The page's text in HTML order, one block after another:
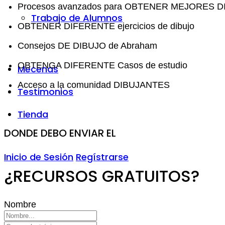
Trabajo de Alumnos
Mecenas
Testimonios
Tienda
Inicio de Sesión Regístrarse
Procesos avanzados para OBTENER MEJORES
OBTENER DIFERENTE ejercicios de dibujo
Consejos DE DIBUJO de Abraham
OBTENGA DIFERENTE Casos de estudio
Acceso a la comunidad DIBUJANTES
DONDE DEBO ENVIAR EL
¿RECURSOS GRATUITOS?
Nombre